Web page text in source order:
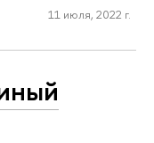
11 июля, 2022 г.